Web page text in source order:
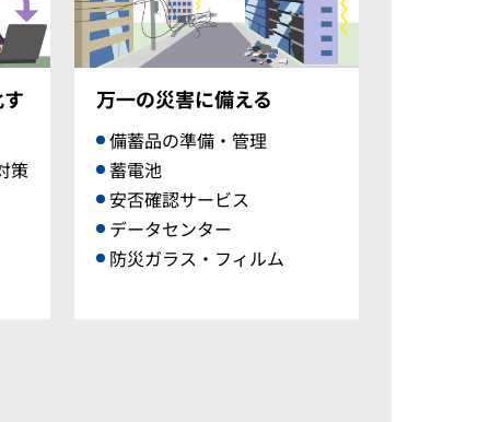
策
万一の災害に備える
備蓄品の準備・管理
蓄電池
安否確認サービス
データセンター
防災ガラス・フィルム